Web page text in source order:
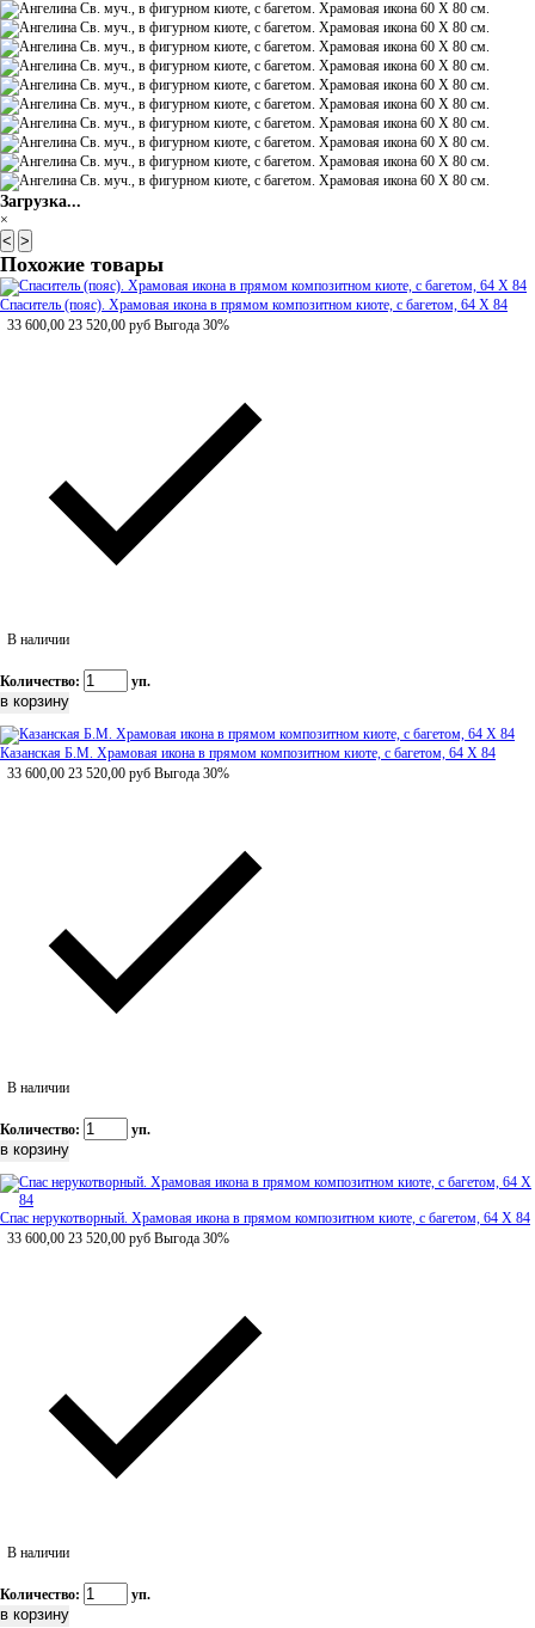
Загрузка...
×
< >
Похожие товары
Спаситель (пояс). Храмовая икона в прямом композитном киоте, с багетом, 64 Х 84
33 600,00 23 520,00 руб Выгода 30%
В наличии
Количество: уп.
Казанская Б.М. Храмовая икона в прямом композитном киоте, с багетом, 64 Х 84
33 600,00 23 520,00 руб Выгода 30%
В наличии
Количество: уп.
Спас нерукотворный. Храмовая икона в прямом композитном киоте, с багетом, 64 Х 84
33 600,00 23 520,00 руб Выгода 30%
В наличии
Количество: уп.